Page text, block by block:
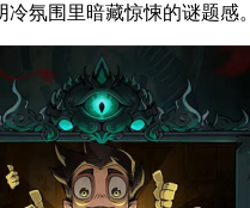
氛围里暗藏惊悚的谜题感。